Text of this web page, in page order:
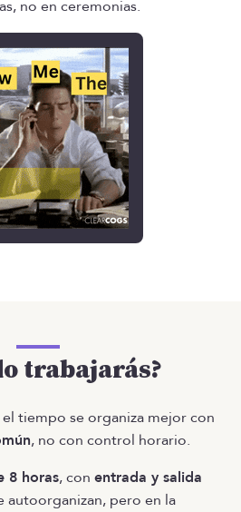
no en ceremonias.
trabajarás?
tiempo se organiza mejor con
, no con control horario.
8 horas, con entrada y salida
autoorganizan, pero en la